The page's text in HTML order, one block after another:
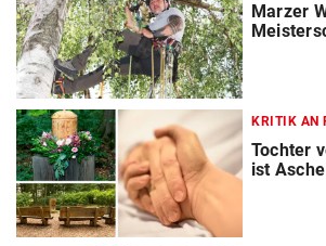
Marzer
KRITIK AN
Tochter
ist